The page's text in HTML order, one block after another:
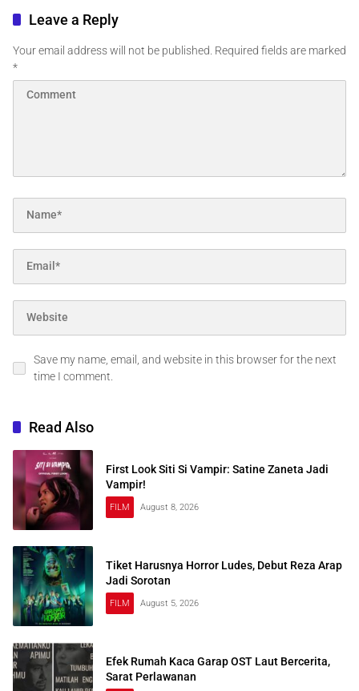
Leave a Reply
Your email address will not be published. Required fields are marked
*
Save my name, email, and website in this browser for the next
time I comment.
Read Also
First Look Siti Si Vampir: Satine Zaneta Jadi
Vampir!
FILM August 8, 2026
Tiket Harusnya Horror Ludes, Debut Reza Arap
Jadi Sorotan
FILM August 5, 2026
Efek Rumah Kaca Garap OST Laut Bercerita,
Sarat Perlawanan